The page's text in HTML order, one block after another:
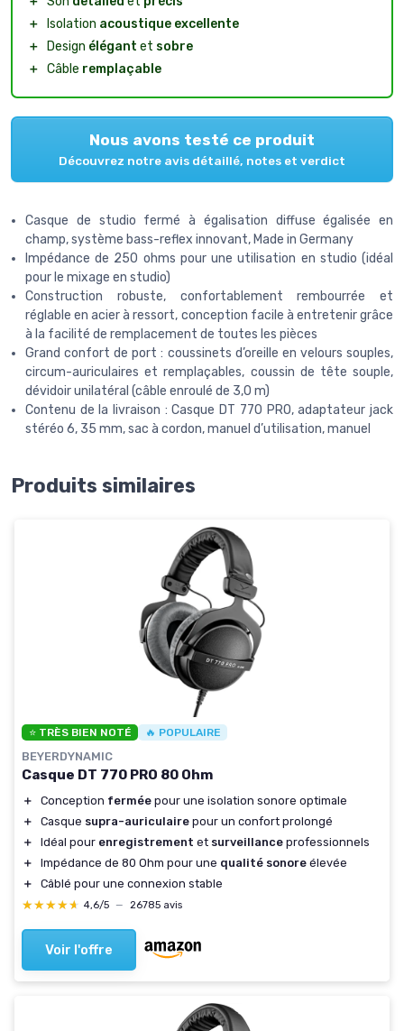
＋
Isolation acoustique excellente
＋
Design élégant et sobre
＋ Câble remplaçable
Nous avons testé ce produit
Découvrez notre avis détaillé, notes et verdict
Casque de studio fermé à égalisation diffuse égalisée en
champ, système bass-reflex innovant, Made in Germany
Impédance de 250 ohms pour une utilisation en studio (idéal
pour le mixage en studio)
Construction robuste, confortablement rembourrée et
réglable en acier à ressort, conception facile à entretenir grâce
à la facilité de remplacement de toutes les pièces
Grand confort de port : coussinets d’oreille en velours souples,
circum-auriculaires et remplaçables, coussin de tête souple,
dévidoir unilatéral (câble enroulé de 3,0 m)
Contenu de la livraison : Casque DT 770 PRO, adaptateur jack
stéréo 6, 35 mm, sac à cordon, manuel d’utilisation, manuel
Produits similaires
⭐ TRÈS BIEN NOTÉ 🔥 POPULAIRE
BEYERDYNAMIC
Casque DT 770 PRO 80 Ohm
＋ Conception fermée pour une isolation sonore optimale
＋
Casque supra-auriculaire pour un confort prolongé
＋
Idéal pour enregistrement et surveillance professionnels
＋
Impédance de 80 Ohm pour une qualité sonore élevée
＋
Câblé pour une connexion stable
★★★★★
★★★★★ 4,6/5 — 26785 avis
Voir l'offre